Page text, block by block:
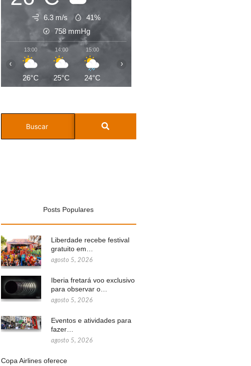
6.3 m/s
41%
758 mmHg
13:00
26°C
14:00
25°C
15:00
24°C
‹ ›
Posts Populares
Liberdade recebe festival
gratuito em…
agosto 5, 2026
Iberia fretará voo exclusivo
para observar o…
agosto 5, 2026
Eventos e atividades para
fazer…
agosto 5, 2026
Copa Airlines oferece